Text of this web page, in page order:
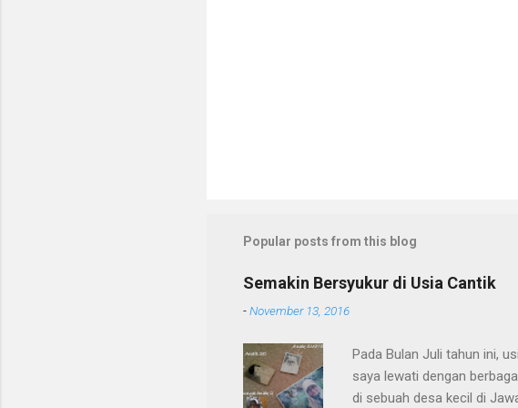
Popular posts from this blog
Semakin Bersyukur di Usia Cantik
-November 13, 2016
Pada Bulan Juli tahun ini,
saya lewati dengan
di sebuah desa kecil di